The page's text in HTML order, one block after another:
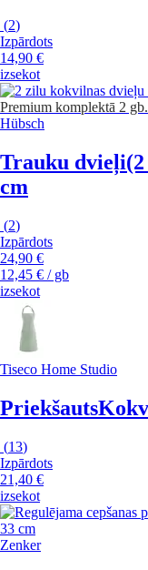
(2)
Izpārdots
14,90 €
izsekot
Premium komplektā 2 gb.
Hübsch
Trauku dvieļi
cm
(2)
Izpārdots
24,90 €
12,45 € / gb
izsekot
Tiseco Home Studio
Priekšauts
(13)
Izpārdots
21,40 €
izsekot
Zenker